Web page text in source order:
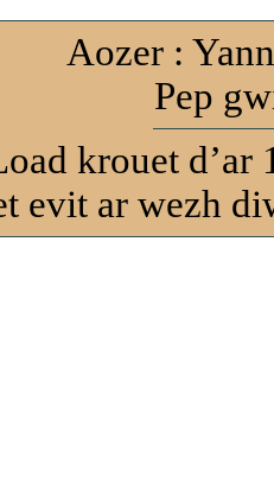
Aozer :
Pep
krouet d’ar
evit ar wezh